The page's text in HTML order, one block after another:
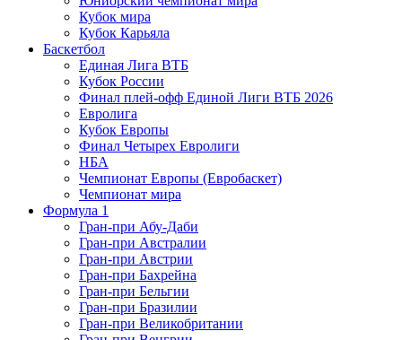
Кубок мира
Кубок Карьяла
Баскетбол
Единая Лига ВТБ
Кубок России
Финал плей-офф Единой Лиги ВТБ 2026
Евролига
Кубок Европы
Финал Четырех Евролиги
НБА
Чемпионат Европы (Евробаскет)
Чемпионат мира
Формула 1
Гран-при Абу-Даби
Гран-при Австралии
Гран-при Австрии
Гран-при Бахрейна
Гран-при Бельгии
Гран-при Бразилии
Гран-при Великобритании